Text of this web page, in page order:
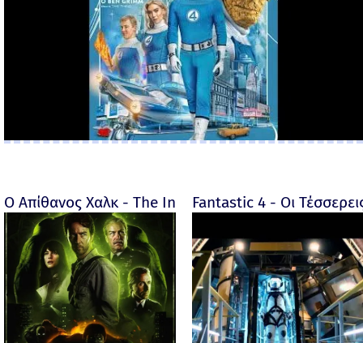
Ο Απίθανος Χαλκ - The Incredible Hulk - 2008
Fantastic 4 - Οι